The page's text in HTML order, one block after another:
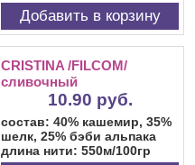
Добавить в корзину
CRISTINA /FILCOM/
сливочный
10.90 руб.
состав: 40% кашемир, 35%
шелк, 25% бэби альпака
длина нити: 550м/100гр